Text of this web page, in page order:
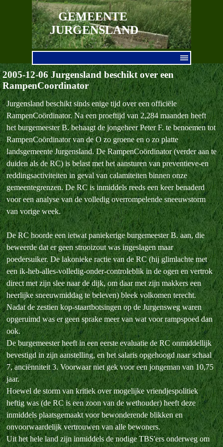
Ga naar de inhoud
GEMEENTE
JURGENSLAND
2005-12-06 Jurgensland beschikt over een
RampenCoordinator
Jurgensland beschikt sinds enige tijd over een officiële
RampenCoördinator. Na een proeftijd van 2,284 maanden heeft
het burgemeester B. behaagt de jongeheer Peter F. te benoemen tot
RampenCoördinator van de O zo groene en o zo platte
landsgemeente Jurgensland. De RampenCoördinator (verder aan te
duiden als de RC) is belast met het aansturen van preventieve-en
reddingsactiviteiten in geval van calamiteiten binnen onze
gemeentegrenzen. De RC is inmiddels reeds een keer benaderd
voor een analyse van de volledig overrompelende sneeuwstorm
van vorige week.
De RC hoorde een ietwat paniekerige burgemeester B. aan, die
beweerde dat er geen strooizout was ingeslagen maar
poedersuiker. De lakonieke ractie van de RC (hij glimlachte met
een ik-heb-alles-volledig-onder-controleblik in de ogen en vertrok
direct met zijn slee naar de dijk, om daar met zijn makkers een
heerlijke sneeuwmiddag te beleven) bleek volkomen terecht.
Nadat de zestien kop-staartbotsingen op de Jurgensweg waren
opgeruimd was er geen sprake meer van wat voor rampspoed dan
ook.
De burgemeester heeft in een eerste evaluatie de RC onmiddellijk
bevestigd in zijn aanstelling, en het salaris opgehoogd naar schaal
7, anciënniteit 3. Voorwaar niet gek voor een jongeman van 10,75
jaar.
Hoewel de storm van kritiek over mogelijke vriendjespolitiek
heftig was (de RC is een zoon van de wethouder) heeft deze
inmiddels plaatsgemaakt voor bewonderende blikken en
onvoorwaardelijk vertrouwen van alle bewoners.
Uit het hele land zijn inmiddels de nodige TBS'ers onderweg om